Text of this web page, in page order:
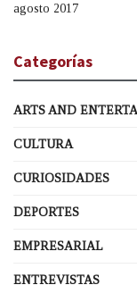
agosto 2017
Categorías
ARTS AND
CULTURA
CURIOSIDADES
DEPORTES
EMPRESARIAL
ENTREVISTAS